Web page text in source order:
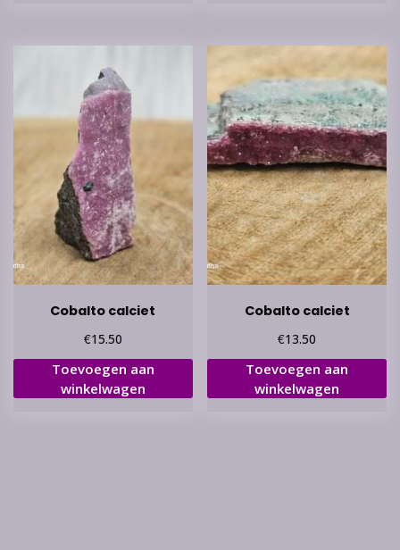
Cobalto calciet
€15.50
Toevoegen aan
winkelwagen
Cobalto calciet
€13.50
Toevoegen aan
winkelwagen